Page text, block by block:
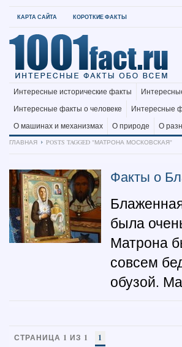
КАРТА САЙТА КОРОТКИЕ ФАКТЫ
Интересные исторические факты
Интересные факты о человеке
Интересные
О машинах и механизмах
О природе О
ГЛАВНАЯ
POSTS TAGGED "МАТРОНА МОСКОВСКАЯ"
Факты о
была
Матрона
совсем
обузой.
СТРАНИЦА 1 ИЗ 1 1